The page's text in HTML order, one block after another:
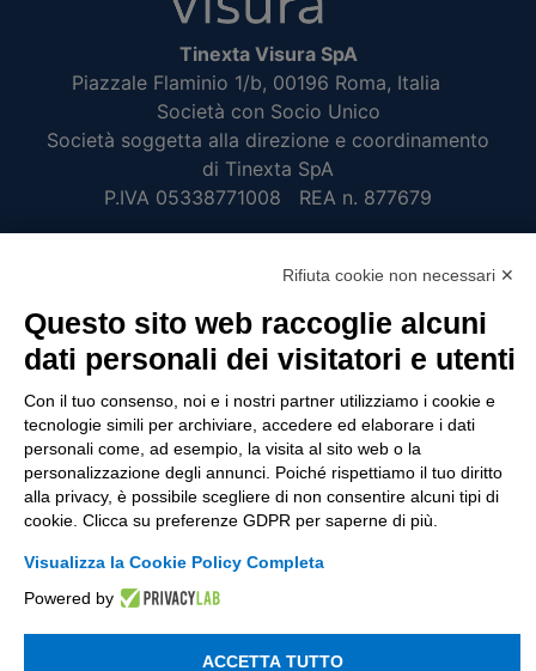
Tinexta Visura SpA
Piazzale Flaminio 1/b, 00196 Roma, Italia
Società con Socio Unico
Società soggetta alla direzione e coordinamento
di Tinexta SpA
P.IVA 05338771008 REA n. 877679
UTILITÀ
Recupero Password
Verifica attestato di presenza
POLICIES AND TERMS
Informativa cookie
Rifiuta cookie non necessari ✕
Questo sito web raccoglie alcuni
dati personali dei visitatori e utenti
Con il tuo consenso, noi e i nostri partner utilizziamo i cookie e
tecnologie simili per archiviare, accedere ed elaborare i dati
personali come, ad esempio, la visita al sito web o la
personalizzazione degli annunci. Poiché rispettiamo il tuo diritto
alla privacy, è possibile scegliere di non consentire alcuni tipi di
cookie. Clicca su preferenze GDPR per saperne di più.
Visualizza la Cookie Policy Completa
Powered by
ACCETTA TUTTO